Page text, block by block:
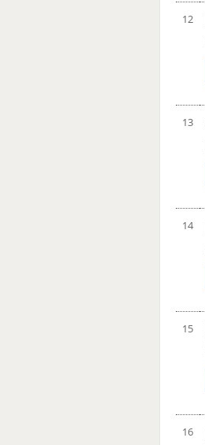
12
13
14
15
16